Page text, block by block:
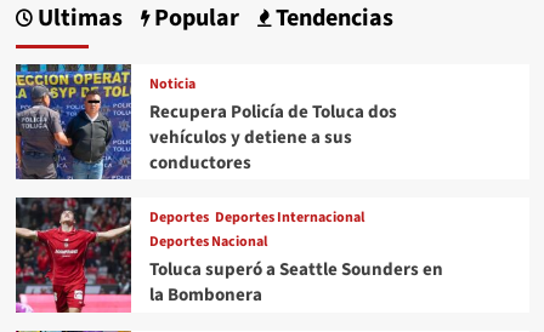
CIUDADANÍA*
Ultimas Popular Tendencias
Noticia
Recupera Policía de Toluca dos
vehículos y detiene a sus
conductores
Deportes Deportes Internacional
Deportes Nacional
Toluca superó a Seattle Sounders en
la Bombonera